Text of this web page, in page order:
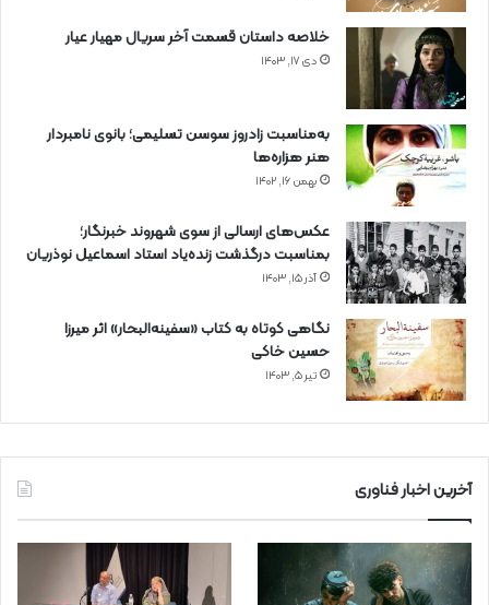
خلاصه داستان قسمت آخر سریال مهیار عیار
دی ۱۷, ۱۴۰۳
به‌مناسبت زادروز سوسن تسلیمی؛ بانوی نامبردار
هنر هزاره‌ها
بهمن ۱۶, ۱۴۰۲
عکس‌های ارسالی از سوی شهروند خبرنگار؛
بمناسبت درگذشت زنده‌یاد استاد اسماعیل نوذریان
آذر ۱۵, ۱۴۰۳
نگاهی کوتاه به کتاب «سفینه‌البحار» اثر میرزا
حسین خاکی
تیر ۵, ۱۴۰۳
آخرین اخبار فناوری